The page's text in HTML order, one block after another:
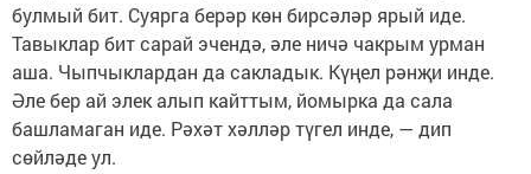
булмый бит. Суярга берәр көн бирсәләр ярый иде.
Тавыклар бит сарай эчендә, әле ничә чакрым урман
аша. Чыпчыклардан да сакладык. Күңел рәнҗи инде.
Әле бер ай элек алып кайттым, йомырка да сала
башламаган иде. Рәхәт хәлләр түгел инде, — дип
сөйләде ул.